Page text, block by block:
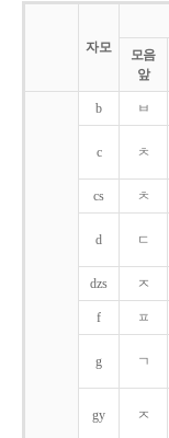
자모
모음
앞
b ㅂ
c ㅊ
cs ㅊ
d ㄷ
dzs ㅈ
f ㅍ
g ㄱ
gy ㅈ